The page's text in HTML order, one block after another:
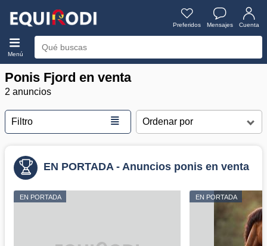
Preferidos Mensajes Cuenta
Menú
Ponis Fjord en venta
2 anuncios
Filtro ≣
EN PORTADA - Anuncios ponis en venta
EN PORTADA EN PORTADA